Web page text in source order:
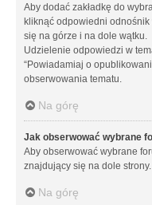
Aby dodać zakładkę do
kliknąć odpowiedni odnośnik
się na górze i na dole wątku.
Udzielenie odpowiedzi w
“Powiadamiaj o
obserwowania tematu.
Na górę
Jak obserwować wybrane
Aby obserwować wybrane
znajdujący się na dole strony.
Na górę